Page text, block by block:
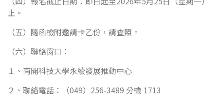
止。
（五）隨函檢附邀請卡乙份，請查照。
（六）聯絡窗口：
１、南開科技大學永續發展推動中心
２、聯絡電話：（049）256-3489 分機 1713